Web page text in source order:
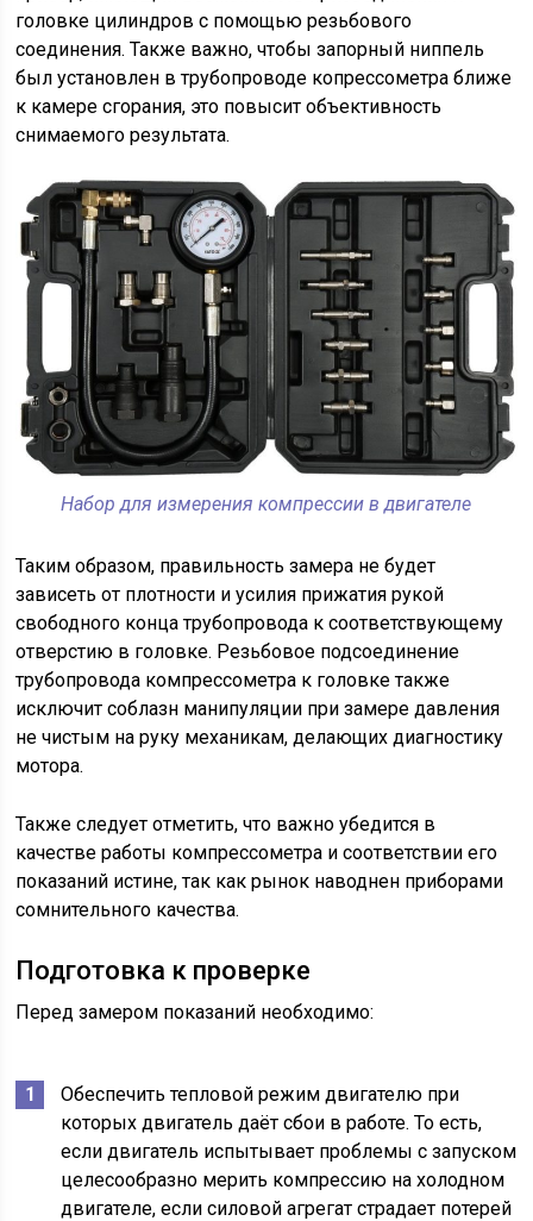
головке цилиндров с помощью резьбового
соединения. Также важно, чтобы запорный ниппель
был установлен в трубопроводе копрессометра ближе
к камере сгорания, это повысит объективность
снимаемого результата.
Набор для измерения компрессии в двигателе
Таким образом, правильность замера не будет
зависеть от плотности и усилия прижатия рукой
свободного конца трубопровода к соответствующему
отверстию в головке. Резьбовое подсоединение
трубопровода компрессометра к головке также
исключит соблазн манипуляции при замере давления
не чистым на руку механикам, делающих диагностику
мотора.
Также следует отметить, что важно убедится в
качестве работы компрессометра и соответствии его
показаний истине, так как рынок наводнен приборами
сомнительного качества.
Подготовка к проверке
Перед замером показаний необходимо:
Обеспечить тепловой режим двигателю при
которых двигатель даёт сбои в работе. То есть,
если двигатель испытывает проблемы с запуском
целесообразно мерить компрессию на холодном
двигателе, если силовой агрегат страдает потерей